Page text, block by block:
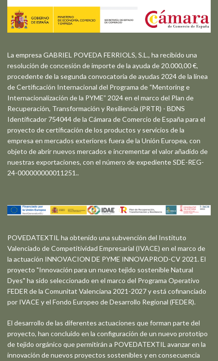
La empresa GABRIEL POVEDA FERRIOLS, S.L., ha recibido una
resolución de concesión de importe de la ayuda de 20.000,00 €,
procedente de la segunda convocatoria de ayudas 2024 de la línea
de Certificación Internacional del Programa de “Mentoring e
Internacionalización de la PYME” 2024 en el marco del Plan de
Recuperación, Transformación y Resiliencia (PRTR) - BDNS
Identificador 754044 de la Cámara de Comercio de España para el
proyecto de certificación de los productos y servicios de la
empresa en mercados exteriores fuera de la Unión Europea, con
objeto de abrir nuevos mercados e incrementar el valor añadido de
nuestras exportaciones, con el número de expediente SDE-REG-
24-000000000011251..
POVEDATEXTIL ha obtenido una subvención del Instituto
Valenciado de Competitividad Empresarial (IVACE) en el marco de
la actuación INNOVACION DE PYME INNOVAPROD-CV 2021. El
proyecto "Innovación para un nuevo tejido sostenible Natural
Dyes" ha sido seleccionado en el marco del Programa Operativo
FEDER de la Comunitat Valenciana 2021-2027 y está cofinanciado
por IVACE y el Fondo Europeo de Desarrollo Regional (FEDER).
El desarrollo de las diferentes actuaciones que forman parte del
proyecto, han concluido en la configuración de un nuevo prototipo
de tejido orgánico que permitirán a POVEDATEXTIL avanzar en la
innovación de nuevos proyectos sostenibles y en consecuencia